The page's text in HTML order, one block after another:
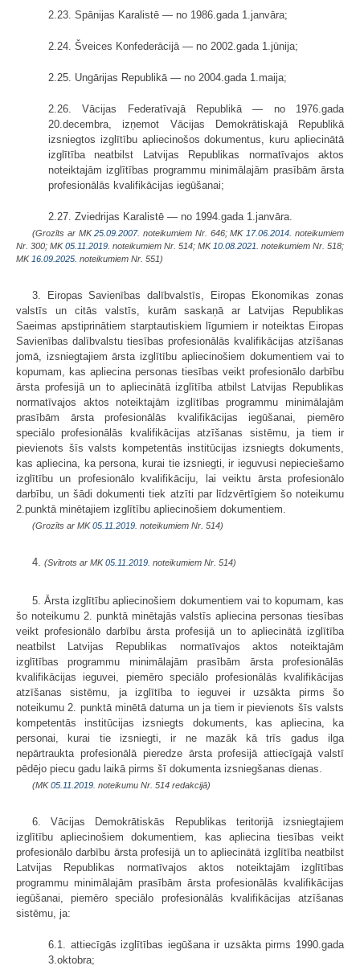
2.23. Spānijas Karalistē — no 1986.gada 1.janvāra;
2.24. Šveices Konfederācijā — no 2002.gada 1.jūnija;
2.25. Ungārijas Republikā — no 2004.gada 1.maija;
2.26. Vācijas Federatīvajā Republikā — no 1976.gada
20.decembra, izņe­mot Vācijas Demokrātiskajā Republikā
izsniegtos izglītību apliecinošos doku­mentus, kuru apliecinātā
izglītība neatbilst Latvijas Republikas normatīvajos aktos
noteiktajām izglītības programmu minimālajām prasībām ārsta
profesionālās kvalifikācijas iegūšanai;
2.27. Zviedrijas Karalistē — no 1994.gada 1.janvāra.
(Grozīts ar MK25.09.2007. noteikumiem Nr. 646; MK 17.06.2014. noteikumiem
Nr. 300; MK05.11.2019. noteikumiem Nr. 514; MK 10.08.2021. noteikumiem Nr. 518;
MK 16.09.2025. noteikumiem Nr. 551)
3. Eiropas Savienības dalībvalstīs, Eiropas Ekonomikas zonas
valstīs un citās valstīs, kurām saskaņā ar Latvijas Republikas
Saeimas apstiprinātiem starptautiskiem līgumiem ir noteiktas Eiropas
Savienības dalībvalstu tiesības profesionālās kva­lifikācijas atzīšanas
jomā, izsnieg­tajiem ārsta izglītību apliecinošiem dokumentiem vai to
kopumam, kas aplieci­na personas tiesības veikt profesionālo darbību
ārsta profesijā un to apliecinātā izglītība atbilst Latvijas Republikas
normatīvajos aktos noteiktajām izglītības programmu minimālajām
prasībām ārsta profesionālās kvalifikācijas iegūšanai, piemēro
speciālo profe­sionālās kvalifikācijas atzīšanas sistēmu, ja tiem ir
pievienots šīs valsts kom­petentās institūcijas izsniegts dokuments,
kas apliecina, ka persona, kurai tie izsniegti, ir ieguvusi nepieciešamo
izglītību un profesionālo kvalifikāciju, lai veiktu ārsta profesionālo
darbību, un šādi dokumenti tiek atzīti par līdzvērtīgiem šo noteikumu
2.punktā minētajiem izglītību apliecinošiem dokumentiem.
(Grozīts ar MK05.11.2019. noteikumiem Nr. 514)
4. (Svītrots ar MK05.11.2019. noteikumiem Nr. 514)
5. Ārsta izglītību apliecinošiem dokumentiem vai to kopumam, kas
šo noteikumu 2. punktā minētajās valstīs apliecina personas tiesības
veikt profesionālo darbību ārsta profesijā un to apliecinātā izglītība
neatbilst Latvijas Republikas normatīvajos aktos noteiktajām
izglītības programmu minimālajām prasībām ārsta profesionālās
kvalifikācijas ieguvei, piemēro speciālo profesionālās kvalifikācijas
atzīšanas sistēmu, ja izglītība to ieguvei ir uzsākta pirms šo
noteikumu 2. punktā minētā datuma un ja tiem ir pievienots šīs valsts
kompetentās institūcijas izsniegts dokuments, kas apliecina, ka
personai, kurai tie izsniegti, ir ne mazāk kā trīs gadus ilga
nepārtraukta profesionālā pieredze ārsta profesijā attiecīgajā valstī
pēdējo piecu gadu laikā pirms šī dokumenta izsniegšanas dienas.
(MK05.11.2019. noteikumu Nr. 514 redakcijā)
6. Vācijas Demokrātiskās Republikas teritorijā izsniegtajiem
izglītību apliecinošiem dokumentiem, kas apliecina tiesības veikt
profesionālo darbību ārsta profesijā un to apliecinātā izglītība neatbilst
Latvijas Republikas normatīvajos aktos noteiktajām izglītības
programmu minimālajām prasībām ārsta profesionālās kvalifikācijas
iegūšanai, piemēro speciālo profesionālās kvalifikācijas atzīšanas
sistēmu, ja:
6.1. attiecīgās izglītības iegūšana ir uzsākta pirms 1990.gada
3.oktobra;